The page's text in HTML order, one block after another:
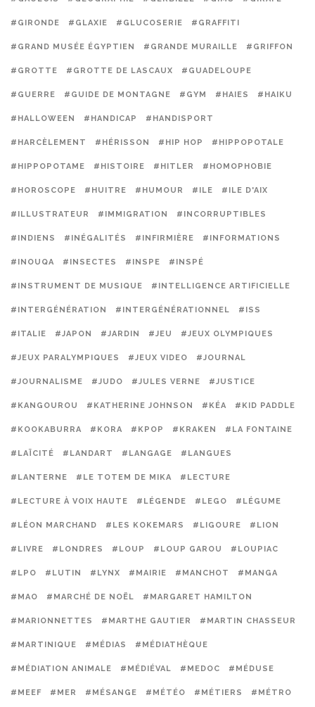
#GIRONDE #GLAXIE #GLUCOSERIE #GRAFFITI
#GRAND MUSÉE ÉGYPTIEN #GRANDE MURAILLE #GRIFFON
#GROTTE #GROTTE DE LASCAUX #GUADELOUPE
#GUERRE #GUIDE DE MONTAGNE #GYM #HAIES #HAIKU
#HALLOWEEN #HANDICAP #HANDISPORT
#HARCÈLEMENT #HÉRISSON #HIP HOP #HIPPOPOTALE
#HIPPOPOTAME #HISTOIRE #HITLER #HOMOPHOBIE
#HOROSCOPE #HUITRE #HUMOUR #ILE #ILE D'AIX
#ILLUSTRATEUR #IMMIGRATION #INCORRUPTIBLES
#INDIENS #INÉGALITÉS #INFIRMIÈRE #INFORMATIONS
#INOUQA #INSECTES #INSPE #INSPÉ
#INSTRUMENT DE MUSIQUE #INTELLIGENCE ARTIFICIELLE
#INTERGÉNÉRATION #INTERGÉNÉRATIONNEL #ISS
#ITALIE #JAPON #JARDIN #JEU #JEUX OLYMPIQUES
#JEUX PARALYMPIQUES #JEUX VIDEO #JOURNAL
#JOURNALISME #JUDO #JULES VERNE #JUSTICE
#KANGOUROU #KATHERINE JOHNSON #KÉA #KID PADDLE
#KOOKABURRA #KORA #KPOP #KRAKEN #LA FONTAINE
#LAÏCITÉ #LANDART #LANGAGE #LANGUES
#LANTERNE #LE TOTEM DE MIKA #LECTURE
#LECTURE À VOIX HAUTE #LÉGENDE #LEGO #LÉGUME
#LÉON MARCHAND #LES KOKEMARS #LIGOURE #LION
#LIVRE #LONDRES #LOUP #LOUP GAROU #LOUPIAC
#LPO #LUTIN #LYNX #MAIRIE #MANCHOT #MANGA
#MAO #MARCHÉ DE NOËL #MARGARET HAMILTON
#MARIONNETTES #MARTHE GAUTIER #MARTIN CHASSEUR
#MARTINIQUE #MÉDIAS #MÉDIATHÈQUE
#MÉDIATION ANIMALE #MÉDIÉVAL #MEDOC #MÉDUSE
#MEEF #MER #MÉSANGE #MÉTÉO #MÉTIERS #MÉTRO